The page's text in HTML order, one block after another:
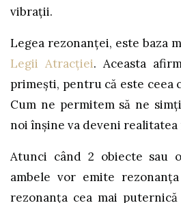
vibrații.
Legea rezonanței, este baza
Legii Atracției. Aceasta
primești, pentru că este ceea
Cum ne permitem să ne
noi înșine va deveni realitatea
Atunci când 2 obiecte sau
ambele vor emite
rezonanța cea mai